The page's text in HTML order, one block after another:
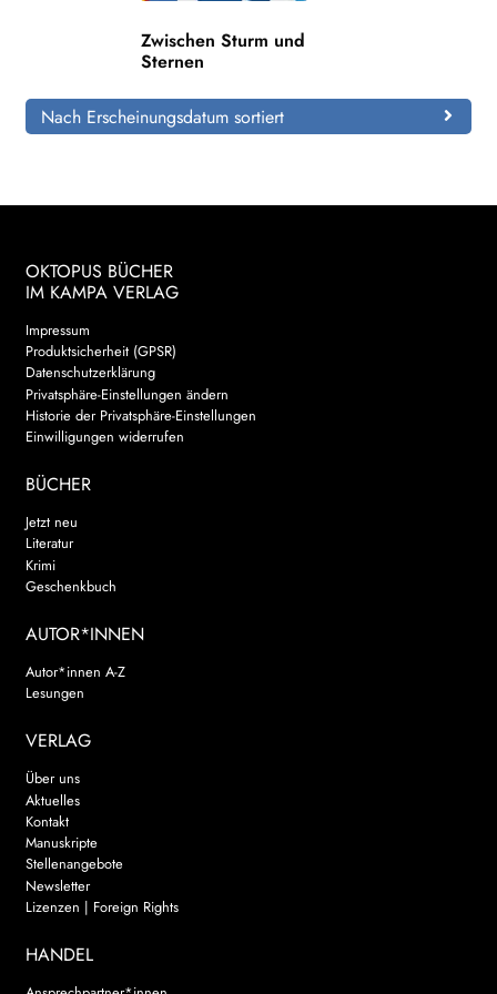
Search:
Zwischen Sturm und
Sternen
Nach Erscheinungsdatum sortiert
OKTOPUS BÜCHER
IM KAMPA VERLAG
Impressum
Produktsicherheit (GPSR)
Datenschutzerklärung
Privatsphäre-Einstellungen ändern
Historie der Privatsphäre-Einstellungen
Einwilligungen widerrufen
BÜCHER
Jetzt neu
Literatur
Krimi
Geschenkbuch
AUTOR*INNEN
Autor*innen A-Z
Lesungen
VERLAG
Über uns
Aktuelles
Kontakt
Manuskripte
Stellenangebote
Newsletter
Lizenzen | Foreign Rights
HANDEL